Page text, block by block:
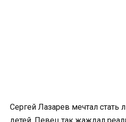
Сергей Лазарев мечтал